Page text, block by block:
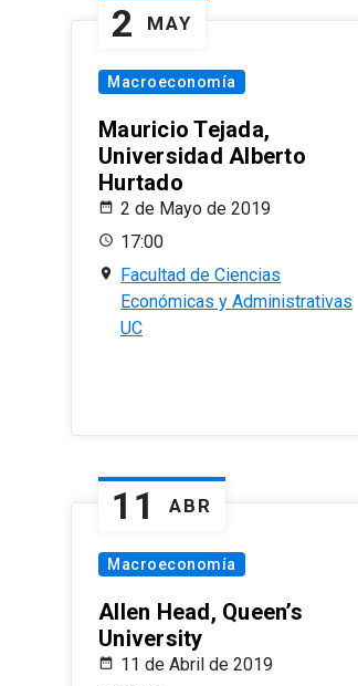
2 MAY
Macroeconomía
Mauricio Tejada,
Universidad Alberto
Hurtado
2 de Mayo de 2019
17:00
Facultad de Ciencias
Económicas y Administrativas
UC
11 ABR
Macroeconomía
Allen Head, Queen’s
University
11 de Abril de 2019